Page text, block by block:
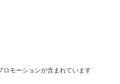
モーションが含まれています